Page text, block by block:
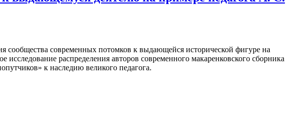
сообщества современных потомков к выдающейся исторической фигуре на
распределения авторов современного макаренковского сборника
к наследию великого педагога.